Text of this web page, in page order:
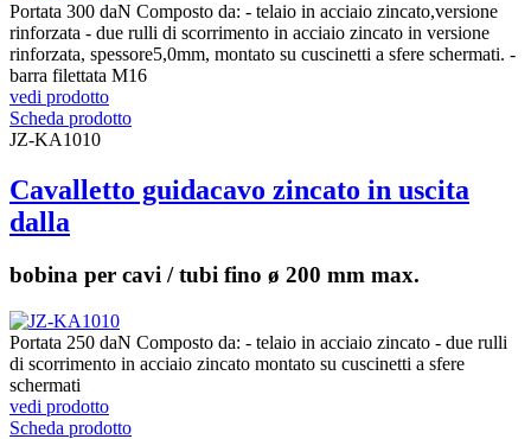
Portata 300 daN Composto da: - telaio in acciaio zincato,versione
rinforzata - due rulli di scorrimento in acciaio zincato in versione
rinforzata, spessore5,0mm, montato su cuscinetti a sfere schermati. -
barra filettata M16
vedi prodotto
Scheda prodotto
JZ-KA1010
Cavalletto guidacavo zincato in uscita
dalla
bobina per cavi / tubi fino ø 200 mm max.
Portata 250 daN Composto da: - telaio in acciaio zincato - due rulli
di scorrimento in acciaio zincato montato su cuscinetti a sfere
schermati
vedi prodotto
Scheda prodotto